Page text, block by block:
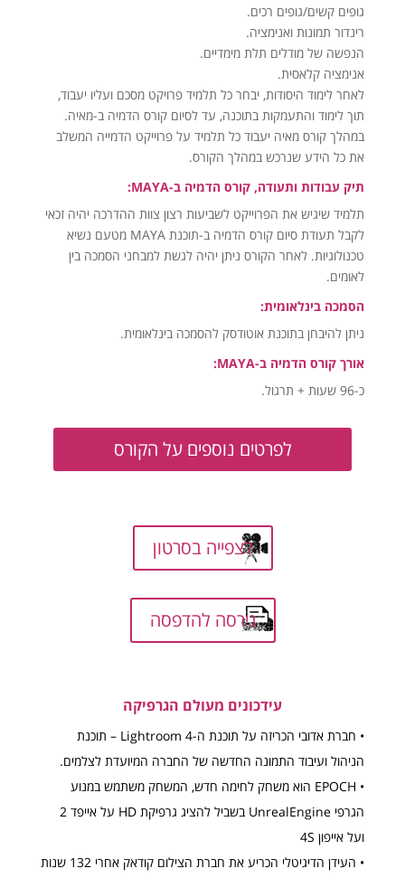
גופים קשים/גופים רכים.
רינדור תמונות ואנימציה.
הנפשה של מודלים תלת מימדיים.
אנימציה קלאסית.
לאחר לימוד היסודות, יבחר כל תלמיד פרויקט מסכם ועליו יעבוד,
תוך לימוד והתעמקות בתוכנה, עד לסיום קורס הדמיה ב-מאיה.
במהלך קורס מאיה יעבוד כל תלמיד על פרוייקט הדמייה המשלב
את כל הידע שנרכש במהלך הקורס.
תיק עבודות ותעודה, קורס הדמיה ב-MAYA:
תלמיד שיגיש את הפרוייקט לשביעות רצון צוות ההדרכה יהיה זכאי
לקבל תעודת סיום קורס הדמיה ב-תוכנת MAYA מטעם נשיא
טכנולוגיות. לאחר הקורס ניתן יהיה לגשת למבחני הסמכה בין
לאומים.
הסמכה בינלאומית:
ניתן להיבחן בתוכנת אוטודסק להסמכה בינלאומית.
אורך קורס הדמיה ב-MAYA:
כ-96 שעות + תרגול.
לפרטים נוספים על הקורס
לצפייה בסרטון
גירסה להדפסה
עידכונים מעולם הגרפיקה
• חברת אדובי הכריזה על תוכנת ה-Lightroom 4 – תוכנת
הניהול ועיבוד התמונה החדשה של החברה המיועדת לצלמים.
• EPOCH הוא משחק לחימה חדש, המשחק משתמש במנוע
הגרפי UnrealEngine בשביל להציג גרפיקת HD על אייפד 2
ועל אייפון 4S
• העידן הדיגיטלי הכריע את חברת הצילום קודאק אחרי 132 שנות